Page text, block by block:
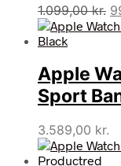
1.099,00kr.
Apple
Sport
3.589,00 kr.